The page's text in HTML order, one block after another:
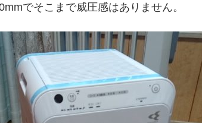
でそこまで威圧感はありません。